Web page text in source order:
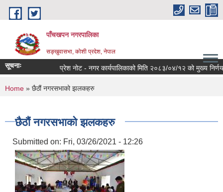
Skip to main content
पाँचखपन नगरपालिका
सङ्खु‍वासभा, कोशी प्रदेश, नेपाल
सूचनाः प्रेश नोट - नगर कार्यपालिकाको मिति २०८३/०४/१२ को मुख्य निर्णयहरु ।
You are here
Home » छैठौं नगरसभाको झलकहरु
छैठौं नगरसभाको झलकहरु
Submitted on: Fri, 03/26/2021 - 12:26